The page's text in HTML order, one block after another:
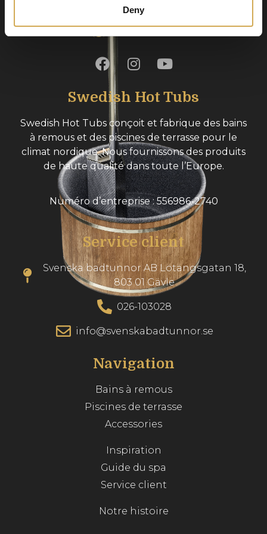
Deny
Swedish Hot Tubs
Swedish Hot Tubs conçoit et fabrique des bains
à remous et des piscines de terrasse pour le
climat nordique. Nous fournissons des produits
de haute qualité dans toute l’Europe.
Numéro d’entreprise : 556986-2740
Service client
Svenska badtunnor AB Lötängsgatan 18,
803 01 Gävle
026-103028
info@svenskabadtunnor.se
Navigation
Bains à remous
Piscines de terrasse
Accessories
Inspiration
Guide du spa
Service client
Notre histoire